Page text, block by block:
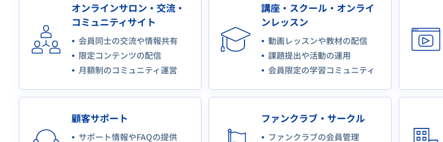
オンラインサロン・交流・
コミュニティサイト
会員同士の交流や情報共有
限定コンテンツの配信
月額制のコミュニティ運営
講座・スクール・オンライ
ンレッスン
動画レッスンや教材の配信
課題提出や活動の運用
会員限定の学習コミュニティ
顧客サポート
サポート情報やFAQの提供
ファンクラブ・サークル
ファンクラブの会員管理